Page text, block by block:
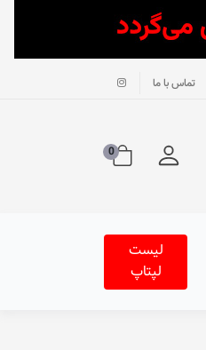
تماس با ما
0
لیست
لپتاپ